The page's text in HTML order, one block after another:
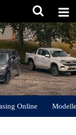
Online